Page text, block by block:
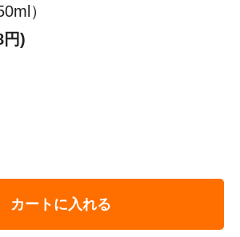
）
円)
カートに入れる